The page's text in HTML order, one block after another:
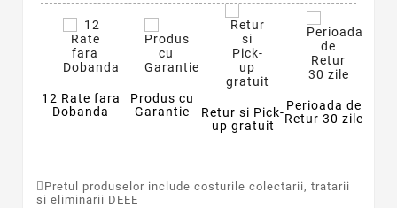
12 Rate fara
Dobanda
Produs cu
Garantie
Retur si Pick-
up gratuit
Perioada de
Retur 30 zile
Pretul produselor include costurile colectarii, tratarii
si eliminarii DEEE